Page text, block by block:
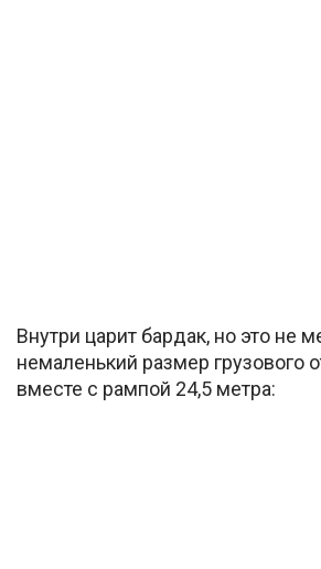
Внутри царит бардак, но это не
немаленький размер грузового
вместе с рампой 24,5 метра: